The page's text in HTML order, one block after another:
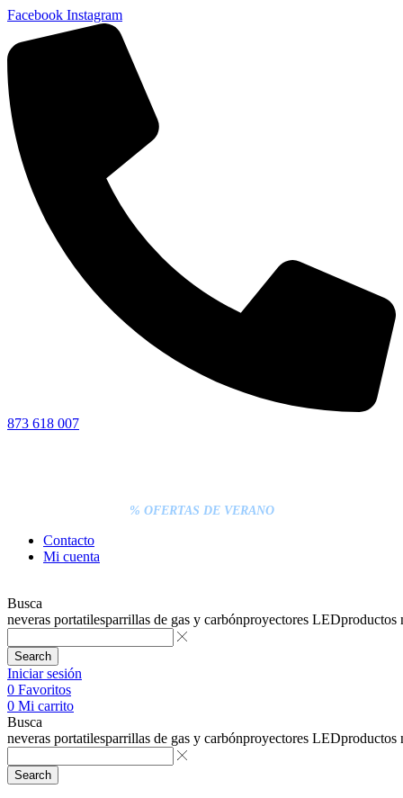
Facebook Instagram
873 618 007
% OFERTAS DE VERANO
Contacto
Mi cuenta
Busca
neveras portatilesparrillas de gas y carbónproyectores LEDproductos
Search
Iniciar sesión
0 Favoritos
0 Mi carrito
Busca
neveras portatilesparrillas de gas y carbónproyectores LEDproductos
Search